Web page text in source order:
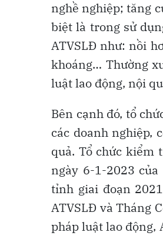
nghề nghiệp; tăng
biệt là trong sử
ATVSLĐ như: nồi
khoáng… Thường
luật lao động, nội
Bên cạnh đó, tổ
các doanh nghiệp,
quả. Tổ chức kiểm
ngày 6-1-2023
tỉnh giai đoạn
ATVSLĐ và Tháng
pháp luật lao động,